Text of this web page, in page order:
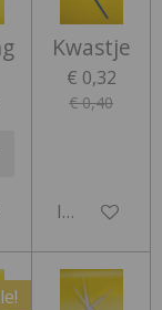
op de hoogte
Kwastje
€ 0,32
€ 0,40
In